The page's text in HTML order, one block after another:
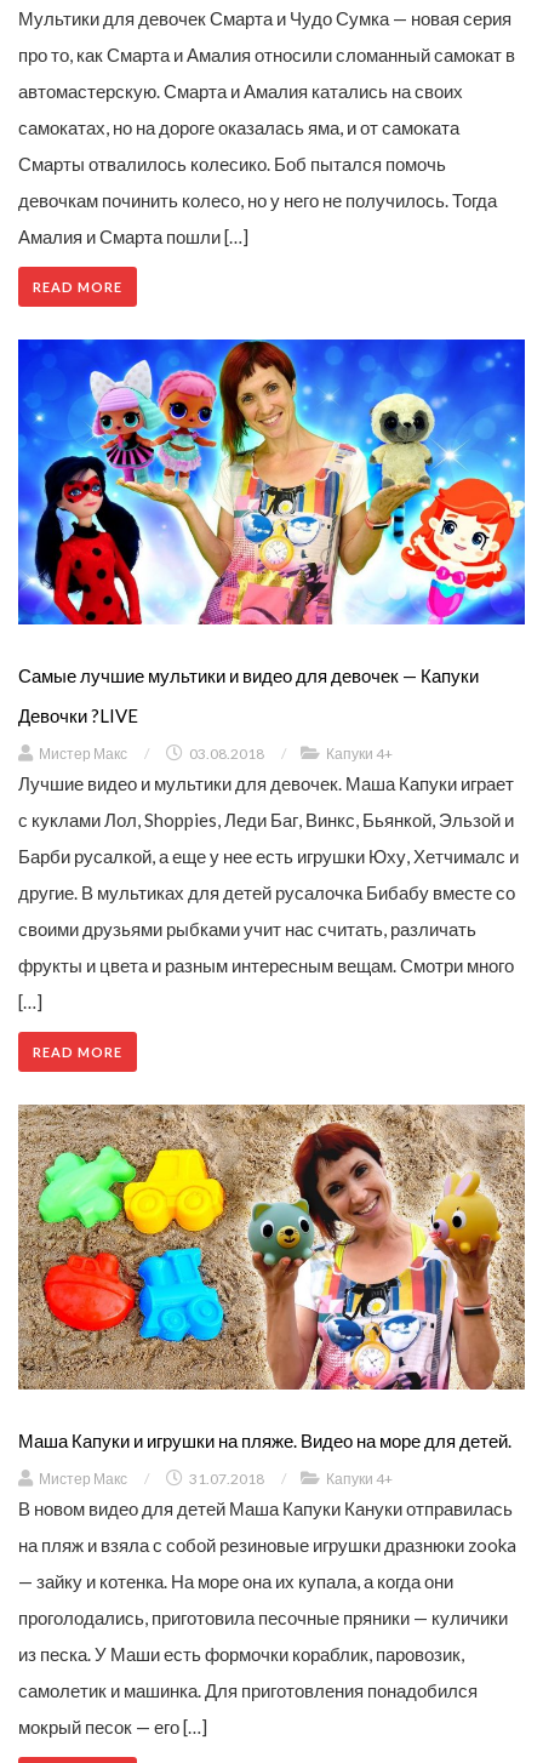
Мультики для девочек Смарта и Чудо Сумка — новая серия
про то, как Смарта и Амалия относили сломанный самокат в
автомастерскую. Смарта и Амалия катались на своих
самокатах, но на дороге оказалась яма, и от самоката
Смарты отвалилось колесико. Боб пытался помочь
девочкам починить колесо, но у него не получилось. Тогда
Амалия и Смарта пошли […]
READ MORE
Самые лучшие мультики и видео для девочек — Капуки
Девочки ?LIVE
Мистер Макс / 03.08.2018 / Капуки 4+
Лучшие видео и мультики для девочек. Маша Капуки играет
с куклами Лол, Shoppies, Леди Баг, Винкс, Бьянкой, Эльзой и
Барби русалкой, а еще у нее есть игрушки Юху, Хетчималс и
другие. В мультиках для детей русалочка Бибабу вместе со
своими друзьями рыбками учит нас считать, различать
фрукты и цвета и разным интересным вещам. Смотри много
[…]
READ MORE
Маша Капуки и игрушки на пляже. Видео на море для детей.
Мистер Макс / 31.07.2018 / Капуки 4+
В новом видео для детей Маша Капуки Кануки отправилась
на пляж и взяла с собой резиновые игрушки дразнюки zooka
— зайку и котенка. На море она их купала, а когда они
проголодались, приготовила песочные пряники — куличики
из песка. У Маши есть формочки кораблик, паровозик,
самолетик и машинка. Для приготовления понадобился
мокрый песок — его […]